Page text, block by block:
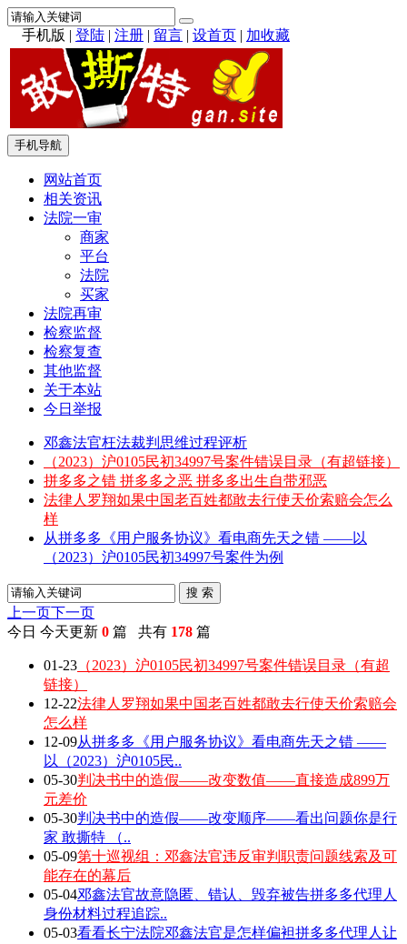
手机版 | 登陆 | 注册 | 留言 | 设首页 | 加收藏
手机导航
网站首页
相关资讯
法院一审
商家
平台
法院
买家
法院再审
检察监督
检察复查
其他监督
关于本站
今日举报
邓鑫法官枉法裁判思维过程评析
（2023）沪0105民初34997号案件错误目录（有超链接）
拼多多之错 拼多多之恶 拼多多出生自带邪恶
法律人罗翔如果中国老百姓都敢去行使天价索赔会怎么
样
从拼多多《用户服务协议》看电商先天之错 ——以
（2023）沪0105民初34997号案件为例
搜 索
上一页下一页
今日 今天更新 0 篇 共有 178 篇
01-23 （2023）沪0105民初34997号案件错误目录（有超
链接）
12-22法律人罗翔如果中国老百姓都敢去行使天价索赔会
怎么样
12-09从拼多多《用户服务协议》看电商先天之错 ——
以（2023）沪0105民..
05-30判决书中的造假——改变数值——直接造成899万
元差价
05-30判决书中的造假——改变顺序——看出问题你是行
家 敢撕特 （..
05-09第十巡视组：邓鑫法官违反审判职责问题线索及可
能存在的幕后
05-04邓鑫法官故意隐匿、错认、毁弃被告拼多多代理人
身份材料过程追踪..
05-03看看长宁法院邓鑫法官是怎样偏袒拼多多代理人让